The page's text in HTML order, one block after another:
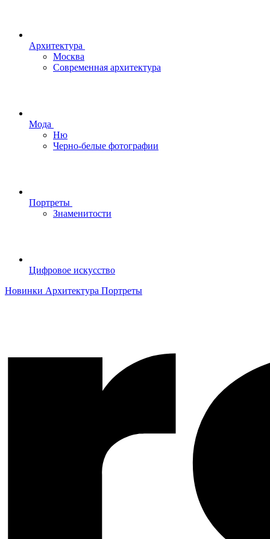
Архитектура
Москва
Современная архитектура
Мода
Ню
Черно-белые фотографии
Портреты
Знаменитости
Цифровое искусство
Новинки Архитектура Портреты